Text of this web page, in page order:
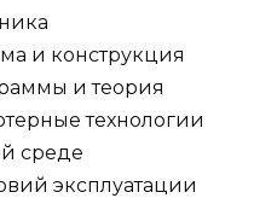
и конструкция
и теория
технологии
среде
эксплуатации